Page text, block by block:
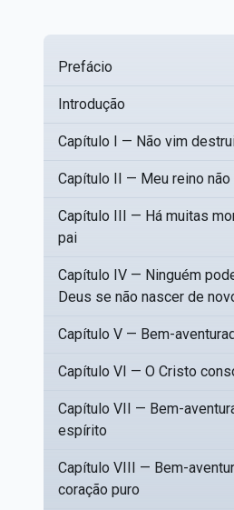
Prefácio
Introdução
Capítulo I — Não vim
Capítulo II — Meu reino
Capítulo III — Há muitas
pai
Capítulo IV — Ninguém
Deus se não nascer de
Capítulo V — Bem-
Capítulo VI — O Cristo
Capítulo VII — Bem-
espírito
Capítulo VIII — Bem-
coração puro